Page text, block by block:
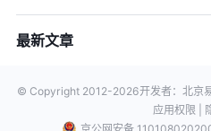
最新文章
© Copyright 2012-2026开发者：北京
应用权限 |